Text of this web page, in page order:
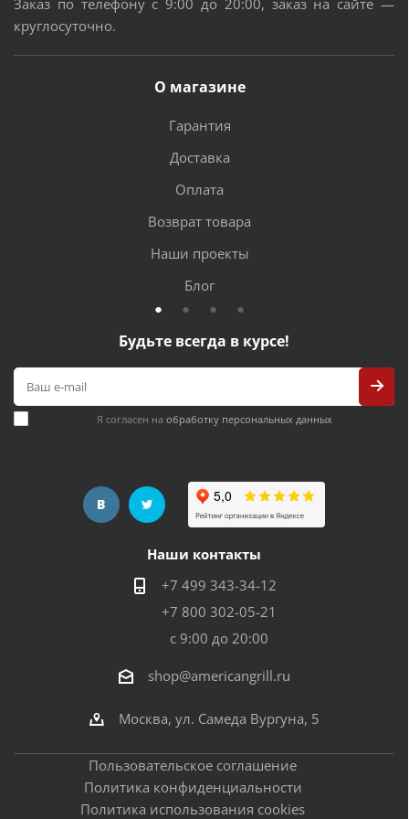
круглосуточно.
О магазине
Гарантия
Доставка
Оплата
Возврат товара
Наши проекты
Блог
Будьте всегда в курсе!
Я согласен на обработку персональных данных
Наши контакты
+7 499 343-34-12
+7 800 302-05-21
с 9:00 до 20:00
shop@americangrill.ru
Москва, ул. Самеда Вургуна, 5
Пользовательское соглашение
Политика конфиденциальности
Политика использования cookies